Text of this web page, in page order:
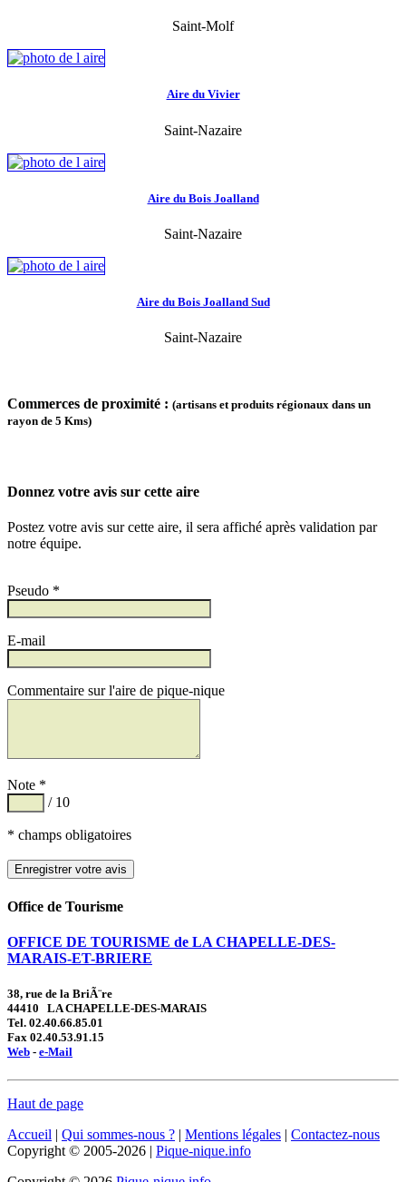
Saint-Molf
Aire du Vivier
Saint-Nazaire
Aire du Bois Joalland
Saint-Nazaire
Aire du Bois Joalland Sud
Saint-Nazaire
Commerces de proximité : (artisans et produits régionaux dans un
rayon de 5 Kms)
Donnez votre avis sur cette aire
Postez votre avis sur cette aire, il sera affiché après validation par
notre équipe.
Pseudo *
E-mail
Commentaire sur l'aire de pique-nique
Note *
/ 10
* champs obligatoires
Office de Tourisme
OFFICE DE TOURISME de LA CHAPELLE-DES-
MARAIS-ET-BRIERE
38, rue de la BriÃ¨re
44410 LA CHAPELLE-DES-MARAIS
Tel. 02.40.66.85.01
Fax 02.40.53.91.15
Web - e-Mail
Haut de page
Accueil | Qui sommes-nous ? | Mentions légales | Contactez-nous
Copyright © 2005-2026 | Pique-nique.info